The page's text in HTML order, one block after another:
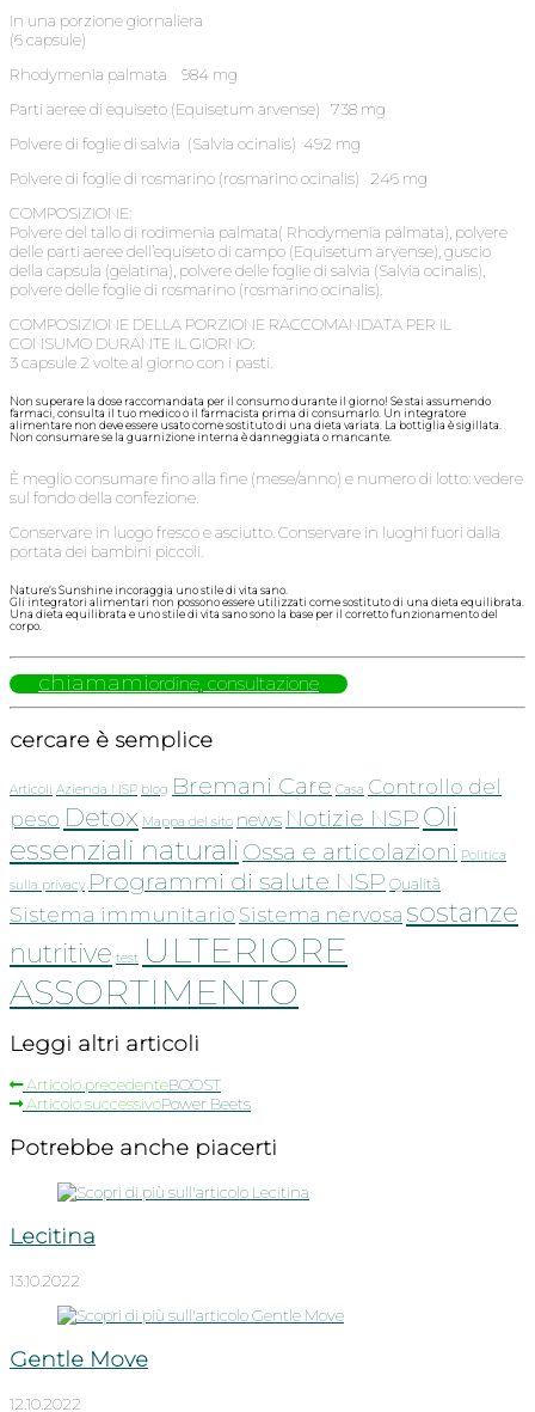
In una porzione giornaliera
(6 capsule)
Rhodymenia palmata 984 mg
Parti aeree di equiseto (Equisetum arvense) 738 mg
Polvere di foglie di salvia (Salvia ocinalis) 492 mg
Polvere di foglie di rosmarino (rosmarino ocinalis) 246 mg
COMPOSIZIONE:
Polvere del tallo di rodimenia palmata( Rhodymenia palmata), polvere
delle parti aeree dell’equiseto di campo (Equisetum arvense), guscio
della capsula (gelatina), polvere delle foglie di salvia (Salvia ocinalis),
polvere delle foglie di rosmarino (rosmarino ocinalis).
COMPOSIZIONE DELLA PORZIONE RACCOMANDATA PER IL
CONSUMO DURANTE IL GIORNO:
3 capsule 2 volte al giorno con i pasti.
Non superare la dose raccomandata per il consumo durante il giorno! Se stai assumendo
farmaci, consulta il tuo medico o il farmacista prima di consumarlo. Un integratore
alimentare non deve essere usato come sostituto di una dieta variata. La bottiglia è sigillata.
Non consumare se la guarnizione interna è danneggiata o mancante.
È meglio consumare fino alla fine (mese/anno) e numero di lotto: vedere
sul fondo della confezione.
Conservare in luogo fresco e asciutto. Conservare in luoghi fuori dalla
portata dei bambini piccoli.
Nature’s Sunshine incoraggia uno stile di vita sano.
Gli integratori alimentari non possono essere utilizzati come sostituto di una dieta equilibrata.
Una dieta equilibrata e uno stile di vita sano sono la base per il corretto funzionamento del
corpo.
chiamamiordine, consultazione
cercare è semplice
Articoli Azienda NSP blog Bremani Care Casa Controllo del
peso Detox Mappa del sito news Notizie NSP Oli
essenziali naturali Ossa e articolazioni Politica
sulla privacy Programmi di salute NSP Qualità
Sistema immunitario Sistema nervosa sostanze
nutritive test ULTERIORE
ASSORTIMENTO
Leggi altri articoli
Articolo precedenteBOOST
Articolo successivoPower Beets
Potrebbe anche piacerti
Lecitina
13.10.2022
Gentle Move
12.10.2022